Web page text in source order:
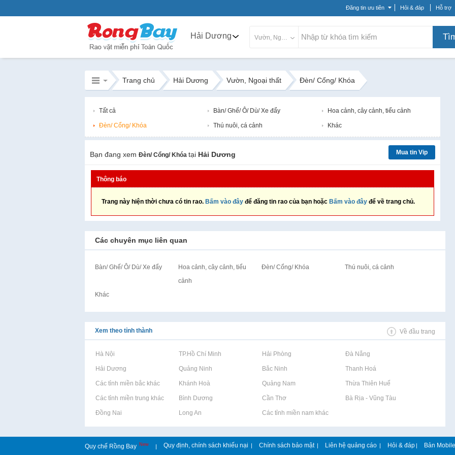
Đăng tin ưu tiên Hỏi & đáp Hỗ trợ
Hải Dương Vườn, Ngoại thất
Trang chủ Hải Dương Vườn, Ngoại thất Đèn/ Cổng/ Khóa
Tất cả Bàn/ Ghế/ Ô/ Dù/ Xe đẩy Hoa cảnh, cây cảnh, tiểu cảnh
Đèn/ Cổng/ Khóa Thú nuôi, cá cảnh Khác
Bạn đang xem Đèn/ Cổng/ Khóa tại Hải Dương Mua tin Vip
Thông báo
Trang này hiện thời chưa có tin rao. Bấm vào đây để đăng tin rao của bạn hoặc Bấm vào đây để về trang chủ.
Các chuyên mục liên quan
Bàn/ Ghế/ Ô/ Dù/ Xe đẩy
Hoa cảnh, cây cảnh, tiểu
cảnh
Đèn/ Cổng/ Khóa Thú nuôi, cá cảnh
Khác
Xem theo tỉnh thành Về đầu trang
Rao vặt tại Hà Nội Rao vặt tại TP.Hồ Chí Minh Rao vặt tại Hải Phòng Rao vặt tại Đà Nẵng
Rao vặt tại Hải Dương Rao vặt tại Quảng Ninh Rao vặt tại Bắc Ninh Rao vặt tại Thanh Hoá
Rao vặt tại Các tỉnh miền bắc khácRao vặt tại Khánh Hoà Rao vặt tại Quảng Nam Rao vặt tại Thừa Thiên Huế
Rao vặt tại Các tỉnh miền trung khácRao vặt tại Bình Dương Rao vặt tại Cần Thơ Rao vặt tại Bà Rịa - Vũng Tàu
Rao vặt tại Đồng Nai Rao vặt tại Long An Rao vặt tại Các tỉnh miền nam khác
Quy chế Rồng Bay New | Quy định, chính sách khiếu nại | Chính sách bảo mật | Liên hệ quảng cáo | Hỏi & đáp | Bản Mobile